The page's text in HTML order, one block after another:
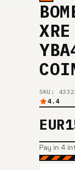
SKU:
4.4
Pay in 4